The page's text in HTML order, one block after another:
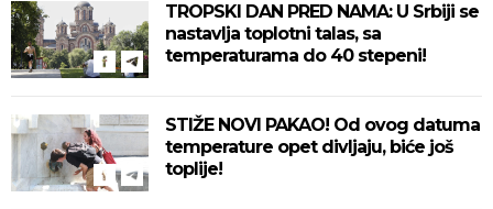
TROPSKI DAN PRED NAMA: U Srbiji se
nastavlja toplotni talas, sa
temperaturama do 40 stepeni!
STIŽE NOVI PAKAO! Od ovog datuma
temperature opet divljaju, biće još
toplije!